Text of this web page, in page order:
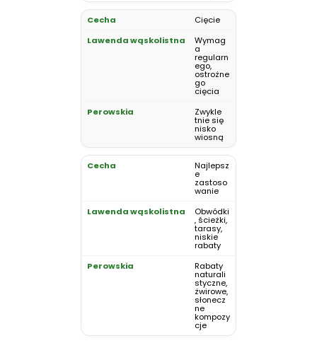
Cięcie
Wymag
a
regularn
ego,
ostrożne
go
cięcia
Zwykle
tnie się
nisko
wiosną
Najlepsz
e
zastoso
wanie
Obwódki
, ścieżki,
tarasy,
niskie
rabaty
Rabaty
naturali
styczne,
żwirowe,
słonecz
ne
kompozy
cje